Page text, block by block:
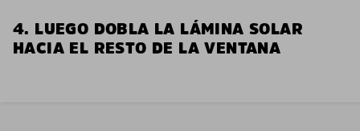
4. LUEGO DOBLA LA LÁMINA SOLAR
HACIA EL RESTO DE LA VENTANA